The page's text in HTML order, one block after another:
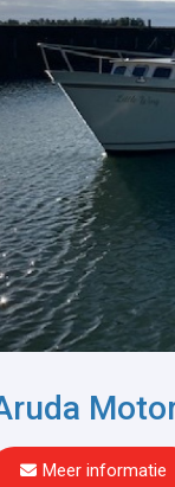
Meer informatie